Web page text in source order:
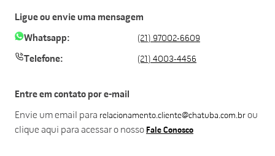
Ligue ou envie uma mensagem
Whatsapp: (21) 97002-6609
Telefone: (21) 4003-4456
Entre em contato por e-mail
Envie um email para relacionamento.cliente@chatuba.com.br ou
clique aqui para acessar o nosso Fale Conosco